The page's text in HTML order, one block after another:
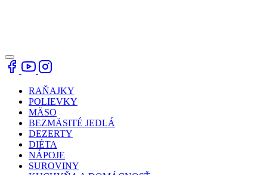
RAŇAJKY
POLIEVKY
MÄSO
BEZMÄSITÉ JEDLÁ
DEZERTY
DIÉTA
NÁPOJE
SUROVINY